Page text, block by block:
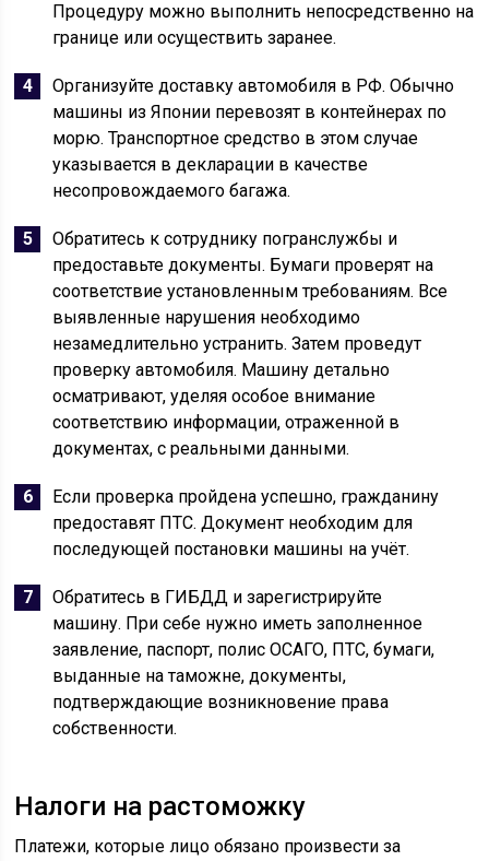
Процедуру можно выполнить непосредственно на
границе или осуществить заранее.
Организуйте доставку автомобиля в РФ. Обычно
машины из Японии перевозят в контейнерах по
морю. Транспортное средство в этом случае
указывается в декларации в качестве
несопровождаемого багажа.
Обратитесь к сотруднику погранслужбы и
предоставьте документы. Бумаги проверят на
соответствие установленным требованиям. Все
выявленные нарушения необходимо
незамедлительно устранить. Затем проведут
проверку автомобиля. Машину детально
осматривают, уделяя особое внимание
соответствию информации, отраженной в
документах, с реальными данными.
Если проверка пройдена успешно, гражданину
предоставят ПТС. Документ необходим для
последующей постановки машины на учёт.
Обратитесь в ГИБДД и зарегистрируйте
машину. При себе нужно иметь заполненное
заявление, паспорт, полис ОСАГО, ПТС, бумаги,
выданные на таможне, документы,
подтверждающие возникновение права
собственности.
Налоги на растоможку
Платежи, которые лицо обязано произвести за